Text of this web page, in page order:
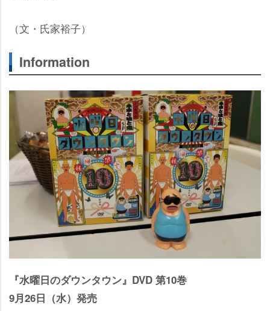
（文・氏家裕子）
Information
『水曜日のダウンタウン』DVD 第10巻
9月26日（水）発売